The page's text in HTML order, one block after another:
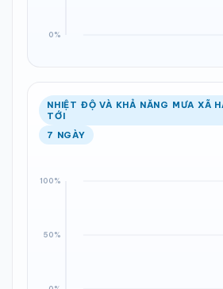
NHIỆT ĐỘ VÀ KHẢ NĂNG MƯA XÃ
TỚI
7 NGÀY